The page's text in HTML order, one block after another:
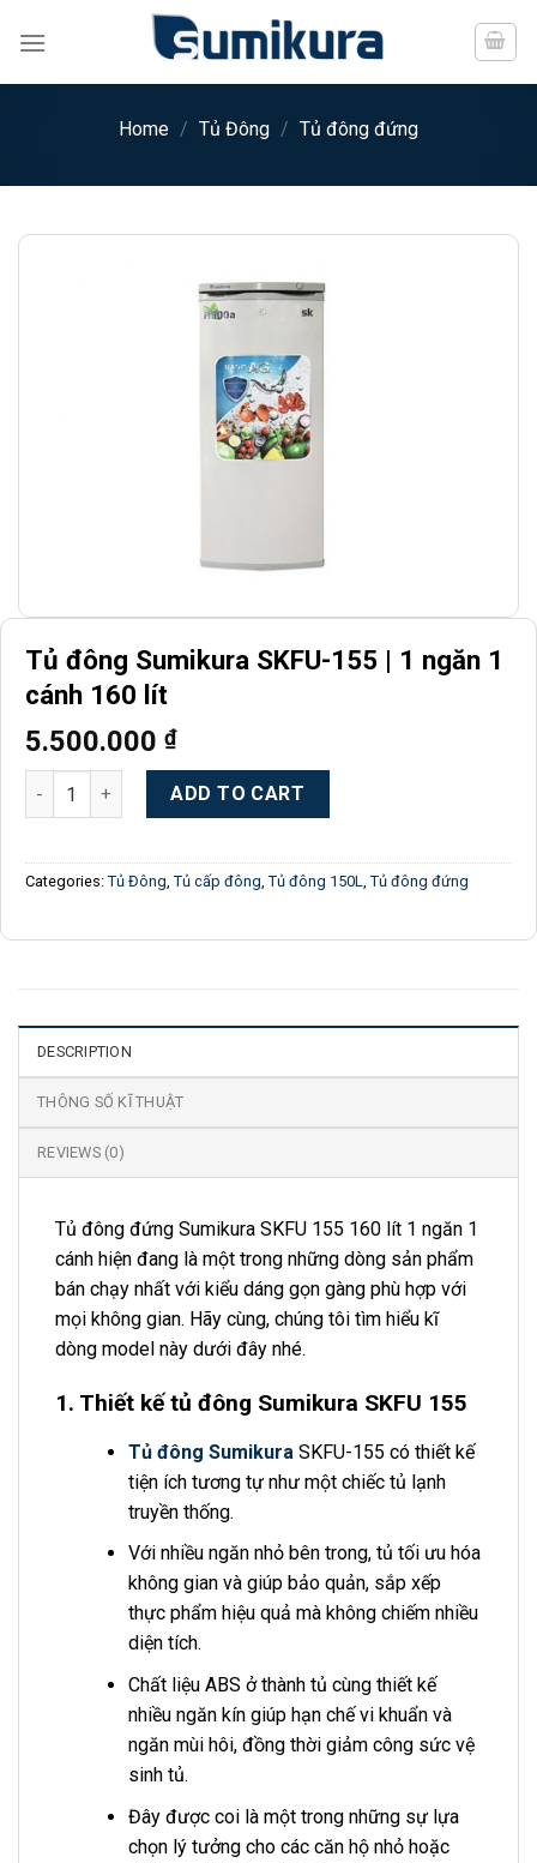
đến
Home / Tủ Đông / Tủ đông đứng
Tủ đông Sumikura SKFU-155 | 1 ngăn 1
cánh 160 lít
5.500.000 ₫
Tủ đông Sumikura SKFU-155 | 1 ngăn 1 cánh 160 lít quantity
ADD TO CART
Categories: Tủ Đông, Tủ cấp đông, Tủ đông 150L, Tủ đông đứng
DESCRIPTION
THÔNG SỐ KĨ THUẬT
REVIEWS (0)
Tủ đông đứng Sumikura SKFU 155 160 lít 1 ngăn 1
cánh hiện đang là một trong những dòng sản phẩm
bán chạy nhất với kiểu dáng gọn gàng phù hợp với
mọi không gian. Hãy cùng, chúng tôi tìm hiểu kĩ
dòng model này dưới đây nhé.
1. Thiết kế tủ đông Sumikura SKFU 155
Tủ đông SumikuraSKFU-155 có thiết kế
tiện ích tương tự như một chiếc tủ lạnh
truyền thống.
Với nhiều ngăn nhỏ bên trong, tủ tối ưu hóa
không gian và giúp bảo quản, sắp xếp
thực phẩm hiệu quả mà không chiếm nhiều
diện tích.
Chất liệu ABS ở thành tủ cùng thiết kế
nhiều ngăn kín giúp hạn chế vi khuẩn và
ngăn mùi hôi, đồng thời giảm công sức vệ
sinh tủ.
Đây được coi là một trong những sự lựa
chọn lý tưởng cho các căn hộ nhỏ hoặc